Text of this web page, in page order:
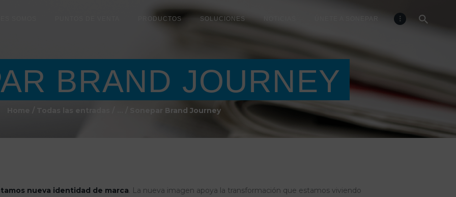
PRODUCTOS SOLUCIONES
BRAND JOURNEY
Sonepar Brand Journey
VENTA
PRODUCTOS
NOSOTROS
NOTICIAS
nueva identidad de marca. La nueva imagen apoya la transformación que estamos viviendo